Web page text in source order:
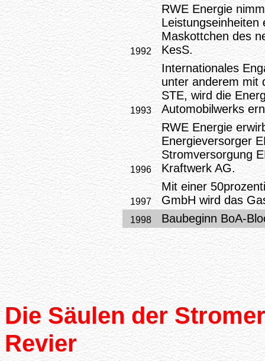
1992
RWE Energie
Leistungseinheiten
Maskottchen des
KesS.
1993
Internationales
unter anderem mit
STE, wird die
Automobilwerks
1996
RWE Energie
Energieversorger
Stromversorgung
Kraftwerk AG.
1997
Mit einer
GmbH wird das
1998 Baubeginn BoA-
Die Säulen der
Revier